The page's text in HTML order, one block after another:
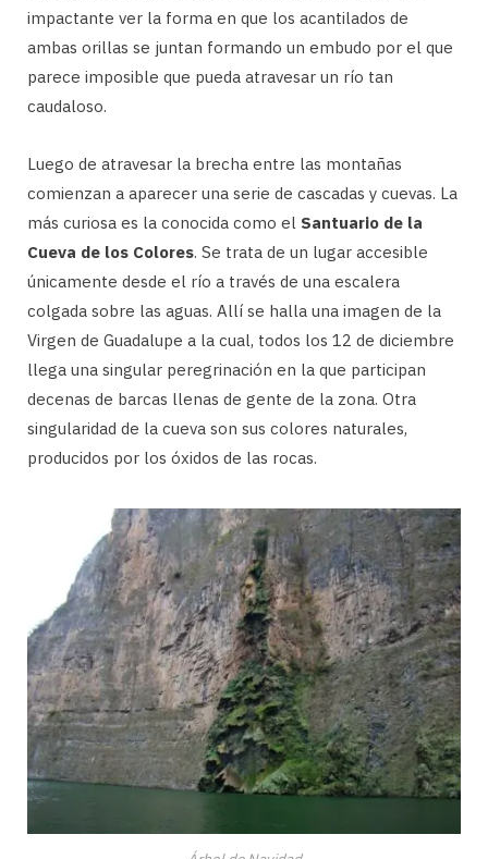
impactante ver la forma en que los acantilados de
ambas orillas se juntan formando un embudo por el que
parece imposible que pueda atravesar un río tan
caudaloso.
Luego de atravesar la brecha entre las montañas
comienzan a aparecer una serie de cascadas y cuevas. La
más curiosa es la conocida como el Santuario de la
Cueva de los Colores. Se trata de un lugar accesible
únicamente desde el río a través de una escalera
colgada sobre las aguas. Allí se halla una imagen de la
Virgen de Guadalupe a la cual, todos los 12 de diciembre
llega una singular peregrinación en la que participan
decenas de barcas llenas de gente de la zona. Otra
singularidad de la cueva son sus colores naturales,
producidos por los óxidos de las rocas.